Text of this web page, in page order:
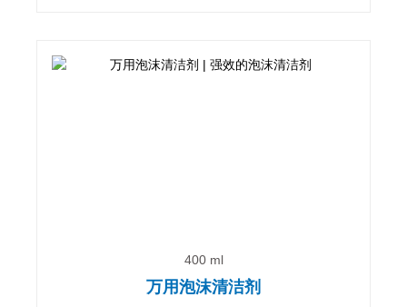
400 ml
万用泡沫清洁剂